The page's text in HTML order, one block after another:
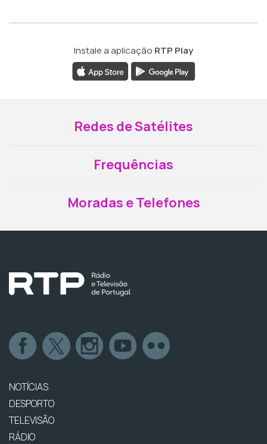
Instale a aplicação RTP Play
Redes de Satélites
Frequências
Moradas e Telefones
NOTÍCIAS
DESPORTO
TELEVISÃO
RÁDIO